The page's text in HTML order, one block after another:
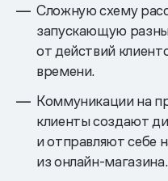
Сложную схему
запускающую
от действий
времени.
Коммуникации на
клиенты создают
и отправляют себе
из онлайн-магазина.